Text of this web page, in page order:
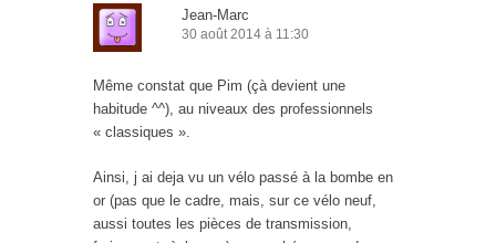
Jean-Marc
30 août 2014 à 11:30
Même constat que Pim (çà devient une
habitude ^^), au niveaux des professionnels
« classiques ».
Ainsi, j ai deja vu un vélo passé à la bombe en
or (pas que le cadre, mais, sur ce vélo neuf,
aussi toutes les pièces de transmission,